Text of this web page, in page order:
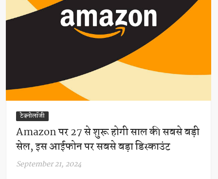
टेक्नोलॉजी
Amazon पर 27 से शुरू होगी साल की सबसे बड़ी
सेल, इस आईफोन पर सबसे बड़ा डिस्काउंट
September 21, 2024